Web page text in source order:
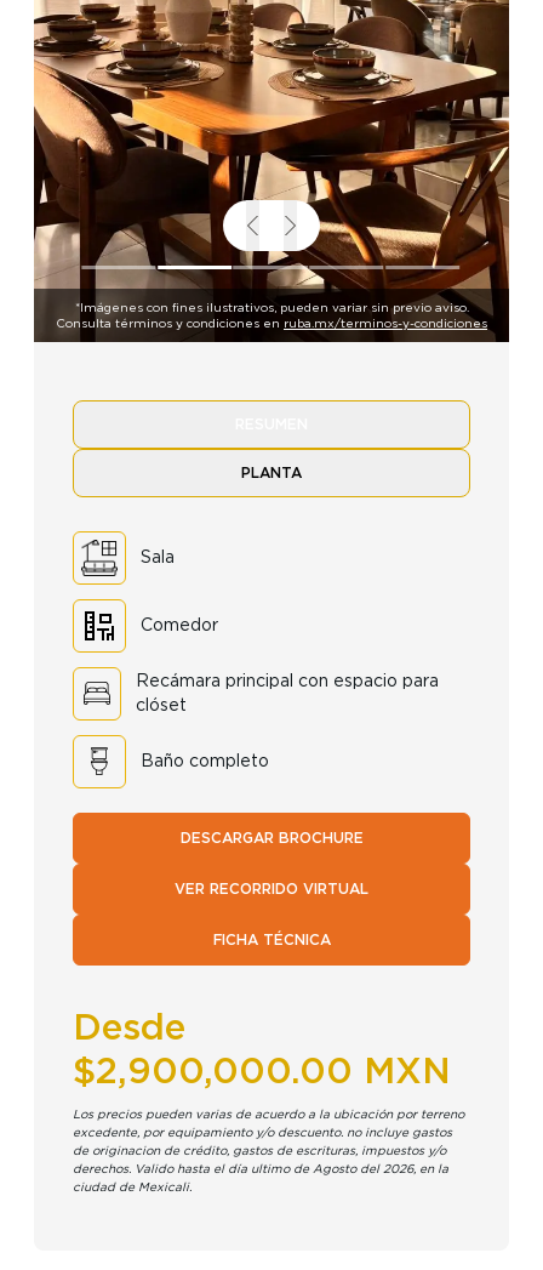
*Imágenes con fines ilustrativos, pueden variar sin previo aviso.
Consulta términos y condiciones en ruba.mx/terminos-y-condiciones
PLANTA
Sala
Comedor
Recámara principal con espacio para
clóset
Baño completo
DESCARGAR BROCHURE
VER RECORRIDO VIRTUAL
FICHA TÉCNICA
Desde
$2,900,000.00 MXN
Los precios pueden varias de acuerdo a la ubicación por terreno
excedente, por equipamiento y/o descuento. no incluye gastos
de originacion de crédito, gastos de escrituras, impuestos y/o
derechos. Valido hasta el día ultimo de Agosto del 2026, en la
ciudad de Mexicali.